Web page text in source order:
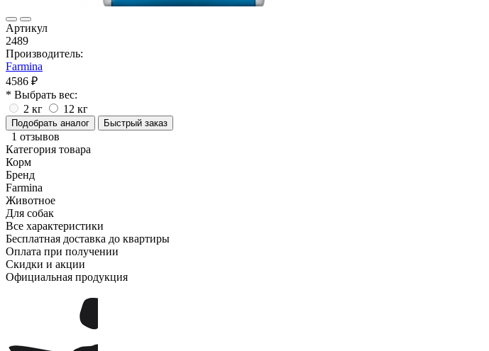
Артикул
2489
Производитель:
Farmina
4586 ₽
* Выбрать вес:
2 кг
12 кг
Подобрать аналог Быстрый заказ
1 отзывов
Категория товара
Корм
Бренд
Farmina
Животное
Для собак
Все характеристики
Бесплатная доставка до квартиры
Оплата при получении
Скидки и акции
Официальная продукция